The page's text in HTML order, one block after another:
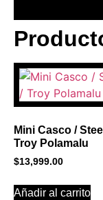
Mini Casco /
Troy Polamalu
$13,999.00
Añadir al carrito